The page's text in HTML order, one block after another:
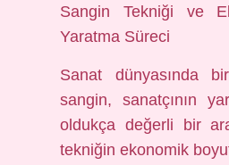
Sangin Tekniği ve
Yaratma Süreci
Sanat dünyasında
sangin, sanatçının
oldukça değerli bir
tekniğin ekonomik